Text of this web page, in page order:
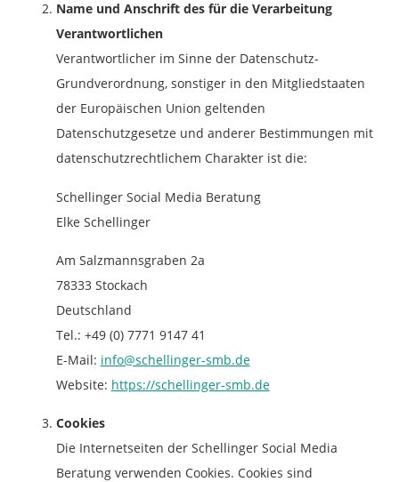
Name und Anschrift des für die Verarbeitung
Verantwortlichen
Verantwortlicher im Sinne der Datenschutz-
Grundverordnung, sonstiger in den Mitgliedstaaten
der Europäischen Union geltenden
Datenschutzgesetze und anderer Bestimmungen mit
datenschutzrechtlichem Charakter ist die:
Schellinger Social Media Beratung
Elke Schellinger
Am Salzmannsgraben 2a
78333 Stockach
Deutschland
Tel.: +49 (0) 7771 9147 41
E-Mail: info@schellinger-smb.de
Website: https://schellinger-smb.de
Cookies
Die Internetseiten der Schellinger Social Media
Beratung verwenden Cookies. Cookies sind